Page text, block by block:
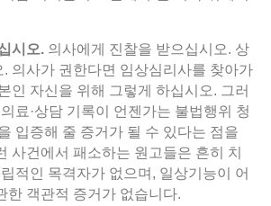
시오. 의사에게 진찰을 받으십시오. 상
. 의사가 권한다면 임상심리사를 찾아가
인 자신을 위해 그렇게 하십시오. 그러
료·상담 기록이 언젠가는 불법행위 청
입증해 줄 증거가 될 수 있다는 점을
사건에서 패소하는 원고들은 흔히 치
적인 목격자가 없으며, 일상기능이 어
한 객관적 증거가 없습니다.